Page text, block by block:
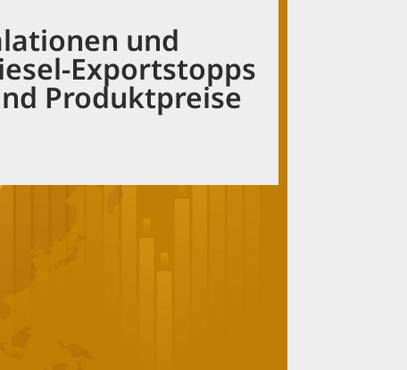
und
Exportstopps
Produktpreise